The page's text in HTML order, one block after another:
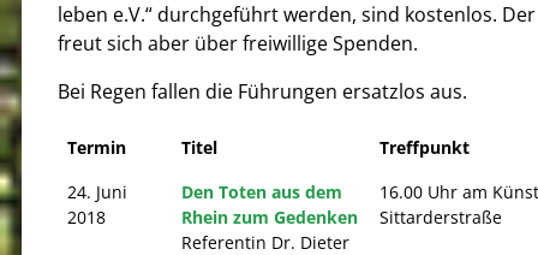
leben e.V.“ durchgeführt werden, sind kostenlos.
freut sich aber über freiwillige Spenden.
Bei Regen fallen die Führungen ersatzlos aus.
Termin Titel
Treffpunkt
24. Juni
2018
Den Toten aus dem
Rhein zum Gedenken
Referentin Dr. Dieter
16.00 Uhr am
Sittarderstraße